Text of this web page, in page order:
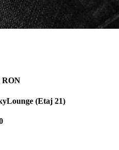
RON
(Etaj 21)